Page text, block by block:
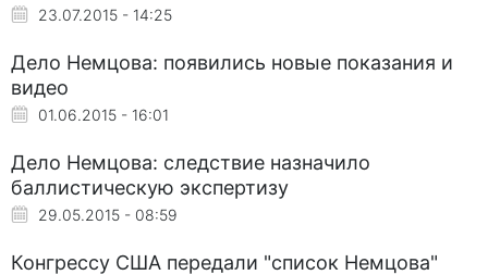
23.07.2015 - 14:25
Дело Немцова: появились новые показания и
видео
01.06.2015 - 16:01
Дело Немцова: следствие назначило
баллистическую экспертизу
29.05.2015 - 08:59
Конгрессу США передали "список Немцова"